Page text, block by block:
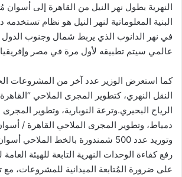
النهرية بطول نهر النيل من القاهرة إلى
البنية المعلوماتية لنهر النيل هو نظام تستخدمه
في نهر الدانوب الذي يربط شمال وجنوب الدول
عالمي سيتم تطبيقه لأول مرة في مصر
كما استعرض الوزير عدد آخر من المشروعات
النقل النهري، كتطوير المجرى الملاحي
الرياح البحيري.وترعة النوبارية، وتطوير
دمياط، وتطوير المجرى الملاحي القاهرة /
وتوريد عدد 500 شمندورة بالخط
رفع كفاءة الوحدات النهرية التابعة للهيئة
على ضرورة المُتابعة الميدانية للمشروعات،